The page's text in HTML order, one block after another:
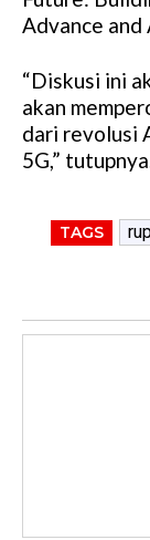
Advance and
“Diskusi ini
akan
dari revolusi
5G,”
TAGS